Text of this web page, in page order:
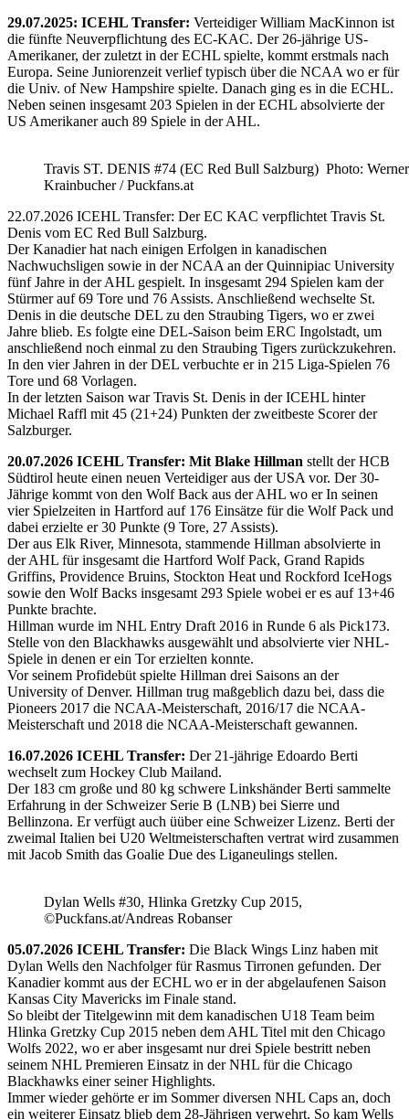
29.07.2025: ICEHL Transfer: Verteidiger William MacKinnon ist
die fünfte Neuverpflichtung des EC-KAC. Der 26-jährige US-
Amerikaner, der zuletzt in der ECHL spielte, kommt erstmals nach
Europa. Seine Juniorenzeit verlief typisch über die NCAA wo er für
die Univ. of New Hampshire spielte. Danach ging es in die ECHL.
Neben seinen insgesamt 203 Spielen in der ECHL absolvierte der
US Amerikaner auch 89 Spiele in der AHL.
Travis ST. DENIS #74 (EC Red Bull Salzburg) Photo: Werner
Krainbucher / Puckfans.at
22.07.2026 ICEHL Transfer: Der EC KAC verpflichtet Travis St.
Denis vom EC Red Bull Salzburg.
Der Kanadier hat nach einigen Erfolgen in kanadischen
Nachwuchsligen sowie in der NCAA an der Quinnipiac University
fünf Jahre in der AHL gespielt. In insgesamt 294 Spielen kam der
Stürmer auf 69 Tore und 76 Assists. Anschließend wechselte St.
Denis in die deutsche DEL zu den Straubing Tigers, wo er zwei
Jahre blieb. Es folgte eine DEL-Saison beim ERC Ingolstadt, um
anschließend noch einmal zu den Straubing Tigers zurückzukehren.
In den vier Jahren in der DEL verbuchte er in 215 Liga-Spielen 76
Tore und 68 Vorlagen.
In der letzten Saison war Travis St. Denis in der ICEHL hinter
Michael Raffl mit 45 (21+24) Punkten der zweitbeste Scorer der
Salzburger.
20.07.2026 ICEHL Transfer: Mit Blake Hillman stellt der HCB
Südtirol heute einen neuen Verteidiger aus der USA vor. Der 30-
Jährige kommt von den Wolf Back aus der AHL wo er In seinen
vier Spielzeiten in Hartford auf 176 Einsätze für die Wolf Pack und
dabei erzielte er 30 Punkte (9 Tore, 27 Assists).
Der aus Elk River, Minnesota, stammende Hillman absolvierte in
der AHL für insgesamt die Hartford Wolf Pack, Grand Rapids
Griffins, Providence Bruins, Stockton Heat und Rockford IceHogs
sowie den Wolf Backs insgesamt 293 Spiele wobei er es auf 13+46
Punkte brachte.
Hillman wurde im NHL Entry Draft 2016 in Runde 6 als Pick173.
Stelle von den Blackhawks ausgewählt und absolvierte vier NHL-
Spiele in denen er ein Tor erzielten konnte.
Vor seinem Profidebüt spielte Hillman drei Saisons an der
University of Denver. Hillman trug maßgeblich dazu bei, dass die
Pioneers 2017 die NCAA-Meisterschaft, 2016/17 die NCAA-
Meisterschaft und 2018 die NCAA-Meisterschaft gewannen.
16.07.2026 ICEHL Transfer: Der 21-jährige Edoardo Berti
wechselt zum Hockey Club Mailand.
Der 183 cm große und 80 kg schwere Linkshänder Berti sammelte
Erfahrung in der Schweizer Serie B (LNB) bei Sierre und
Bellinzona. Er verfügt auch üüber eine Schweizer Lizenz. Berti der
zweimal Italien bei U20 Weltmeisterschaften vertrat wird zusammen
mit Jacob Smith das Goalie Due des Liganeulings stellen.
Dylan Wells #30, Hlinka Gretzky Cup 2015,
©Puckfans.at/Andreas Robanser
05.07.2026 ICEHL Transfer: Die Black Wings Linz haben mit
Dylan Wells den Nachfolger für Rasmus Tirronen gefunden. Der
Kanadier kommt aus der ECHL wo er in der abgelaufenen Saison
Kansas City Mavericks im Finale stand.
So bleibt der Titelgewinn mit dem kanadischen U18 Team beim
Hlinka Gretzky Cup 2015 neben dem AHL Titel mit den Chicago
Wolfs 2022, wo er aber insgesamt nur drei Spiele bestritt neben
seinem NHL Premieren Einsatz in der NHL für die Chicago
Blackhawks einer seiner Highlights.
Immer wieder gehörte er im Sommer diversen NHL Caps an, doch
ein weiterer Einsatz blieb dem 28-Jährigen verwehrt. So kam Wells